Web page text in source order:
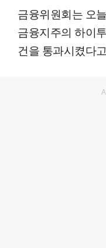
금융위원회는 오
금융지주의 하이
건을 통과시켰다